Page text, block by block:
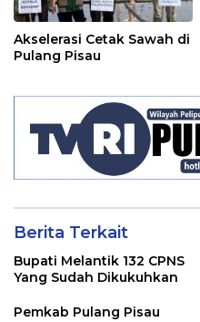
Akselerasi Cetak Sawah di
Pulang Pisau
Berita Terkait
Bupati Melantik 132 CPNS
Yang Sudah Dikukuhkan
Pemkab Pulang Pisau